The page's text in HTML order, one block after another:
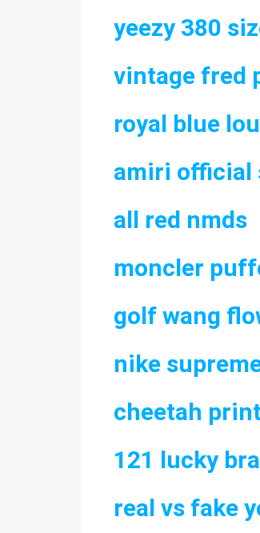
yeezy 380
vintage fred
royal blue
amiri official
all red nmds
moncler
golf wang
nike
cheetah
121 lucky
real vs fake